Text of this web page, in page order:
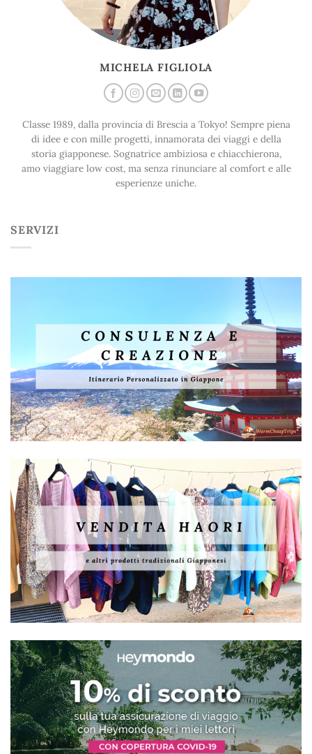
MICHELA FIGLIOLA
Classe 1989, dalla provincia di Brescia a Tokyo! Sempre piena
di idee e con mille progetti, innamorata dei viaggi e della
storia giapponese. Sognatrice ambiziosa e chiacchierona,
amo viaggiare low cost, ma senza rinunciare al comfort e alle
esperienze uniche.
SERVIZI